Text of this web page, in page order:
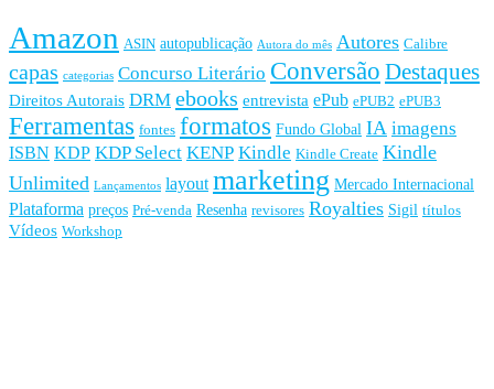
Amazon ASIN autopublicação Autora do mês Autores Calibre
capas categorias Concurso Literário Conversão Destaques
Direitos Autorais DRM ebooks entrevista ePub ePUB2 ePUB3
Ferramentas fontes formatos Fundo Global IA imagens
ISBN KDP KDP Select KENP Kindle Kindle Create Kindle
Unlimited Lançamentos layout marketing Mercado Internacional
Plataforma preços Pré-venda Resenha revisores Royalties Sigil títulos
Vídeos Workshop